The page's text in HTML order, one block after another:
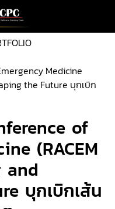
Medicine
the Future บุกเบิก
of
(RACEM
and
บุกเบิกเส้น